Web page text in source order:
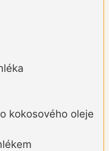
kokosového oleje